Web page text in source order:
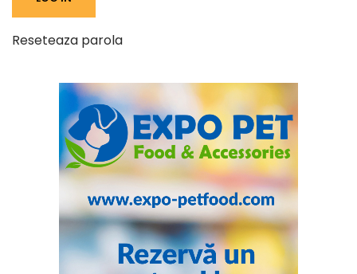
Reseteaza parola